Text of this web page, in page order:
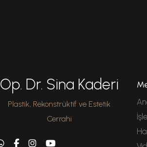
Op. Dr. Sina Kaderi
Plastik, Rekonstrüktif ve Estetik
Cerrahi